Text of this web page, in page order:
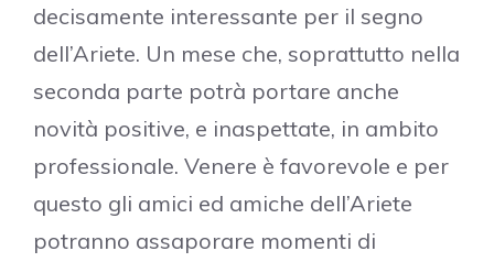
decisamente interessante per il segno
dell’Ariete. Un mese che, soprattutto nella
seconda parte potrà portare anche
novità positive, e inaspettate, in ambito
professionale. Venere è favorevole e per
questo gli amici ed amiche dell’Ariete
potranno assaporare momenti di